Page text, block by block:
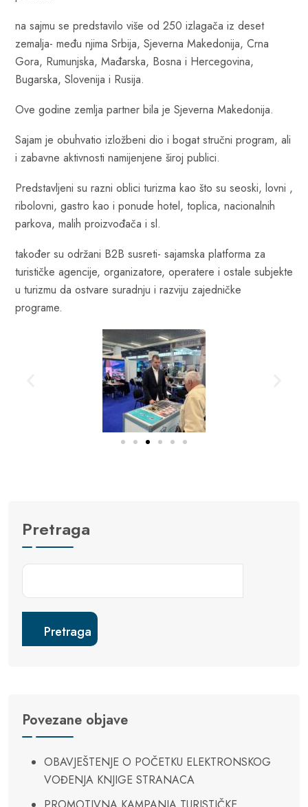
na sajmu se predstavilo više od 250 izlagača iz deset
zemalja- među njima Srbija, Sjeverna Makedonija, Crna
Gora, Rumunjska, Mađarska, Bosna i Hercegovina,
Bugarska, Slovenija i Rusija.
Ove godine zemlja partner bila je Sjeverna Makedonija.
Sajam je obuhvatio izložbeni dio i bogat stručni program, ali
i zabavne aktivnosti namijenjene široj publici.
Predstavljeni su razni oblici turizma kao što su seoski, lovni ,
ribolovni, gastro kao i ponude hotel, toplica, nacionalnih
parkova, malih proizvođača i sl.
također su održani B2B susreti- sajamska platforma za
turističke agencije, organizatore, operatere i ostale subjekte
u turizmu da ostvare suradnju i razviju zajedničke
programe.
Pretraga
Pretraga
Povezane objave
OBAVJEŠTENJE O POČETKU ELEKTRONSKOG
VOĐENJA KNJIGE STRANACA